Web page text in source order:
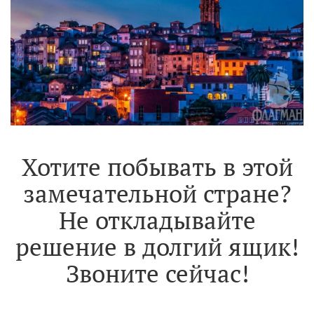
Хотите побывать в этой
замечательной стране?
Не откладывайте
решение в долгий ящик!
Звоните сейчас!